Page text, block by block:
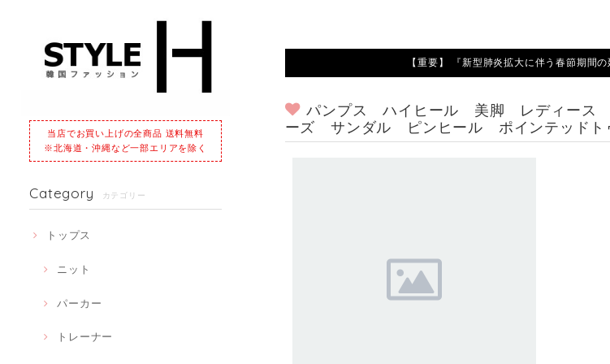
当店でお買い上げの全商品 送料無料
※北海道・沖縄など一部エリアを除く
Category カテゴリー
トップス
ニット
パーカー
トレーナー
【重要】 『新型肺炎拡大に伴う春節期間
パンプス ハイヒール 美脚 レディー
ーズ サンダル ピンヒール ポインテッドト